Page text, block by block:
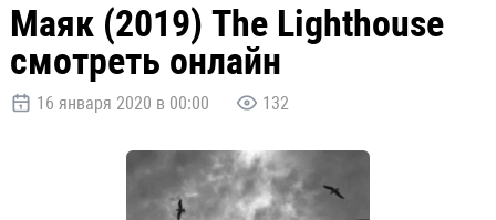
Маяк (2019) The Lighthouse
смотреть онлайн
16 января 2020 в 00:00 132